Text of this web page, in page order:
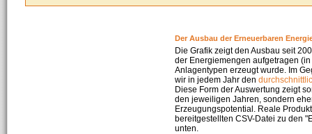
Der Ausbau der Erneuerbaren
Die Grafik zeigt den Ausbau seit
der Energiemengen aufgetragen
Anlagentypen erzeugt wurde. Im
wir in jedem Jahr den
Diese Form der Auswertung zeigt
den jeweiligen Jahren, sondern
Erzeugungspotential. Reale
bereitgestellten CSV-Datei zu den
unten.